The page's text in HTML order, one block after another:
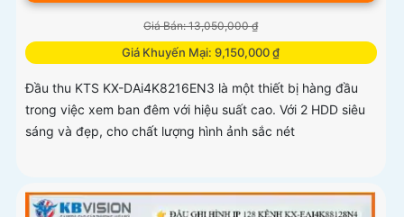
Giá Bán: 13,050,000 ₫
Giá Khuyến Mại: 9,150,000 ₫
Đầu thu KTS KX-DAi4K8216EN3 là một thiết bị hàng đầu
trong việc xem ban đêm với hiệu suất cao. Với 2 HDD siêu
sáng và đẹp, cho chất lượng hình ảnh sắc nét